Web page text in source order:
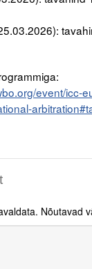
event/icc-
Nõutavad